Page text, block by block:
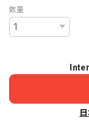
数量